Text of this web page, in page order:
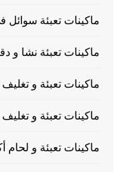
ماكينات تعبئة
ماكينات تعبئة نشا و
ماكينات تعبئة و تغليف
ماكينات تعبئة و
ماكينات تعبئة و لحام